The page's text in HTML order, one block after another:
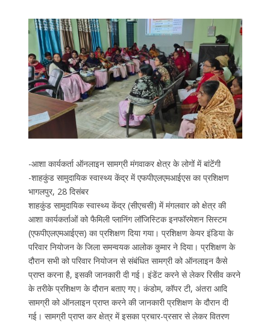
-आशा कार्यकर्ता ऑनलाइन सामग्री मंगवाकर क्षेत्र के लोगों में बांटेंगी
-शाहकुंड सामुदायिक स्वास्थ्य केंद्र में एफपीएलएमआईएस का प्रशिक्षण
भागलपुर, 28 दिसंबर
शाहकुंड सामुदायिक स्वास्थ्य केंद्र (सीएचसी) में मंगलवार को क्षेत्र की
आशा कार्यकर्ताओं को फैमिली प्लानिंग लॉजिस्टिक इनफॉरमेशन सिस्टम
(एफपीएलएमआईएस) का प्रशिक्षण दिया गया। प्रशिक्षण केयर इंडिया के
परिवार नियोजन के जिला समन्वयक आलोक कुमार ने दिया। प्रशिक्षण के
दौरान सभी को परिवार नियोजन से संबंधित सामग्री को ऑनलाइन कैसे
प्राप्त करना है, इसकी जानकारी दी गई। इंडेंट करने से लेकर रिसीव करने
के तरीके प्रशिक्षण के दौरान बताए गए। कंडोम, कॉपर टी, अंतरा आदि
सामग्री को ऑनलाइन प्राप्त करने की जानकारी प्रशिक्षण के दौरान दी
गई। सामग्री प्राप्त कर क्षेत्र में इसका प्रचार-प्रसार से लेकर वितरण